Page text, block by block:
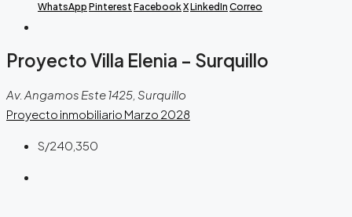
WhatsApp Pinterest FacebookXLinkedIn Correo
Proyecto Villa Elenia – Surquillo
Av. Angamos Este 1425, Surquillo
Proyecto inmobiliario Marzo 2028
S/240,350